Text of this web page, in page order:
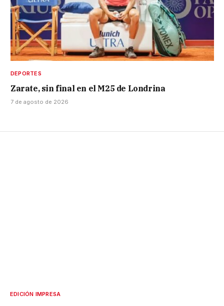
DEPORTES
Zarate, sin final en el M25 de Londrina
7 de agosto de 2026
EDICIÓN IMPRESA